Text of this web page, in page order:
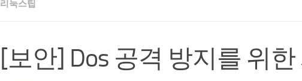
리눅스팁
[보안] Dos 공격 방지를 위